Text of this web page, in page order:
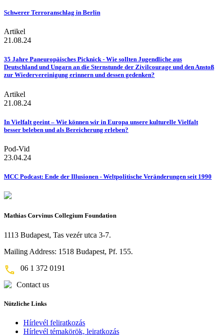
Schwerer Terroranschlag in Berlin
Artikel
21.08.24
35 Jahre Paneuropäisches Picknick - Wie sollten Jugendliche aus
Deutschland und Ungarn an die Sternstunde der Zivilcourage und den Anstoß
zur Wiedervereinigung erinnern und dessen gedenken?
Artikel
21.08.24
In Vielfalt geeint – Wie können wir in Europa unsere kulturelle Vielfalt
besser beleben und als Bereicherung erleben?
Pod-Vid
23.04.24
MCC Podcast: Ende der Illusionen - Weltpolitische Veränderungen seit 1990
Mathias Corvinus Collegium Foundation
1113 Budapest, Tas vezér utca 3-7.
Mailing Address: 1518 Budapest, Pf. 155.
06 1 372 0191
Contact us
Nützliche Links
Hírlevél feliratkozás
Hírlevél témakörök, leiratkozás